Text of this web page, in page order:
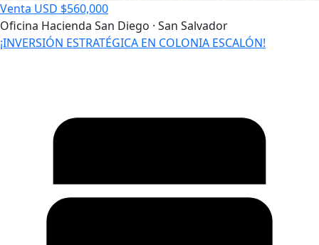
Venta USD $560,000
Oficina Hacienda San Diego · San Salvador
¡INVERSIÓN ESTRATÉGICA EN COLONIA ESCALÓN!